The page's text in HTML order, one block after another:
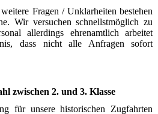
Fragen / Unklarheiten bestehen
Wir versuchen schnellstmöglich zu
allerdings ehrenamtlich arbeitet
dass nicht alle Anfragen sofort
zwischen 2. und 3. Klasse
für unsere historischen Zugfahrten